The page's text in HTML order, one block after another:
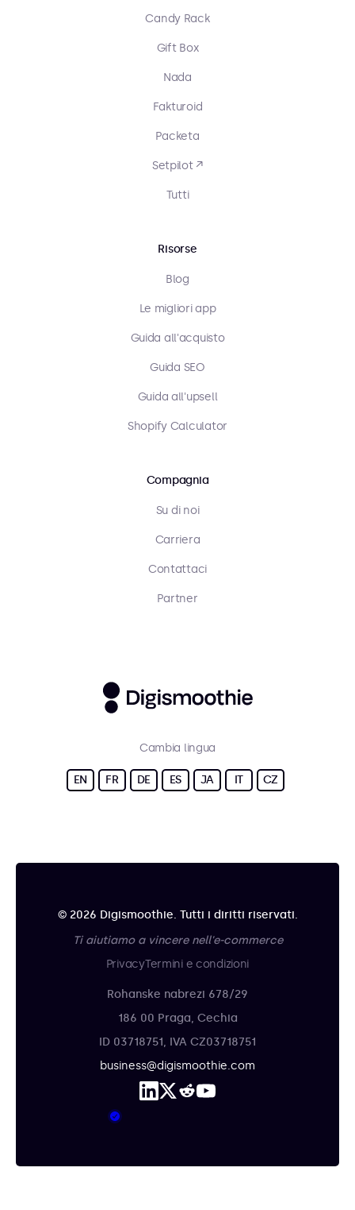
Candy Rack
Gift Box
Nada
Fakturoid
Packeta
Setpilot ↗
Tutti
Risorse
Blog
Le migliori app
Guida all'acquisto
Guida SEO
Guida all'upsell
Shopify Calculator
Compagnia
Su di noi
Carriera
Contattaci
Partner
Cambia lingua
EN FR DE ES JA IT CZ
© 2026 Digismoothie. Tutti i diritti riservati.
Ti aiutiamo a vincere nell'e-commerce
PrivacyTermini e condizioni
Rohanske nabrezi 678/29
186 00 Praga, Cechia
ID 03718751, IVA CZ03718751
business@digismoothie.com